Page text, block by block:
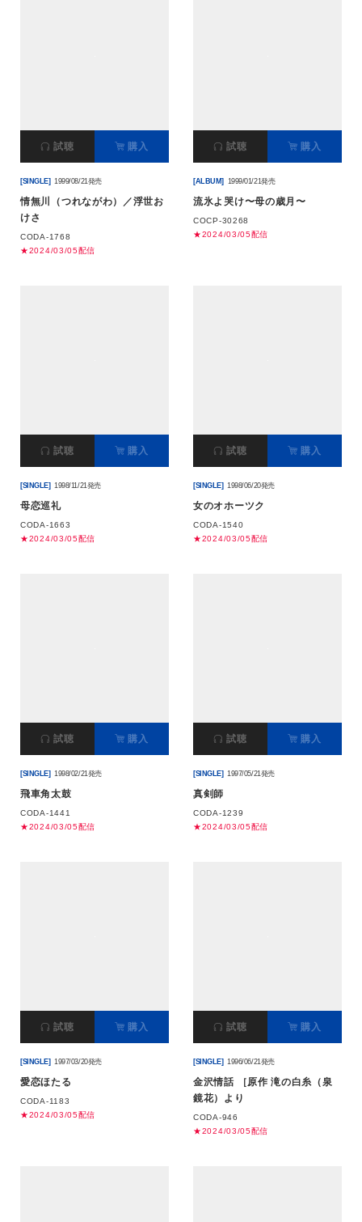
試聴 購入
[SINGLE] 1999/08/21発売
情無川（つれながわ）／浮世お
けさ
CODA-1768
★2024/03/05配信
試聴 購入
[ALBUM] 1999/01/21発売
流氷よ哭け〜母の歳月〜
COCP-30268
★2024/03/05配信
試聴 購入
[SINGLE] 1998/11/21発売
母恋巡礼
CODA-1663
★2024/03/05配信
試聴 購入
[SINGLE] 1998/06/20発売
女のオホーツク
CODA-1540
★2024/03/05配信
試聴 購入
[SINGLE] 1998/02/21発売
飛車角太鼓
CODA-1441
★2024/03/05配信
試聴 購入
[SINGLE] 1997/05/21発売
真剣師
CODA-1239
★2024/03/05配信
試聴 購入
[SINGLE] 1997/03/20発売
愛恋ほたる
CODA-1183
★2024/03/05配信
試聴 購入
[SINGLE] 1996/06/21発売
金沢情話 ［原作 滝の白糸（泉
鏡花）より
CODA-946
★2024/03/05配信